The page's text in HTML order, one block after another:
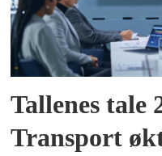
Tallenes tale
Transport